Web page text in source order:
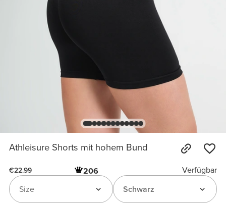
Athleisure Shorts mit hohem Bund
€22.99 206
Verfügbar
Schwarz
Size